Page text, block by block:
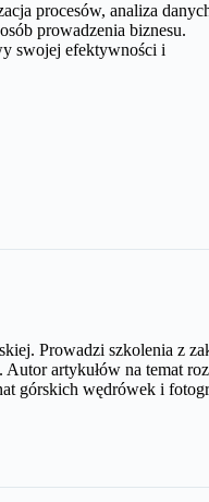
procesów, analiza
prowadzenia biznesu.
swojej efektywności i
Prowadzi szkolenia z
artykułów na temat
górskich wędrówek i